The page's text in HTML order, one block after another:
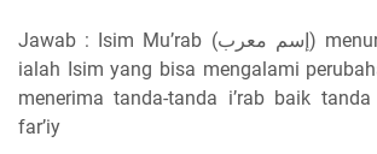
Jawab : Isim Mu’rab (إسم معرب) menurut istilah nahwu
ialah Isim yang bisa mengalami
menerima tanda-tanda i’rab baik
far’iy